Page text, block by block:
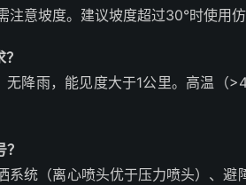
意坡度。建议坡度超过30°时使用仿
降雨，能见度大于1公里。高温（
统（离心喷头优于压力喷头）、避